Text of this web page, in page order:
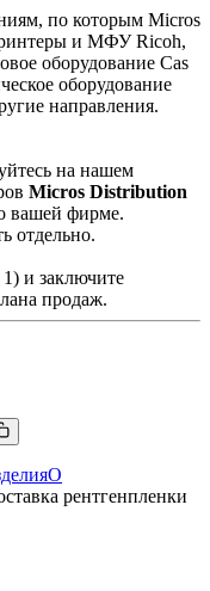
по которым Micros
и МФУ Ricoh,
оборудование Cas
оборудование
направления.
на нашем
Micros Distribution
вашей фирме.
отдельно.
и заключите
продаж.
О
рентгенпленки